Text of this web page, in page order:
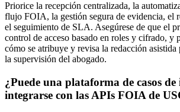
Priorice la recepción centralizada, la
flujo FOIA, la gestión segura de evidencia, el
el seguimiento de SLA. Asegúrese de que el
control de acceso basado en roles y cifrado, y
cómo se atribuye y revisa la redacción
la supervisión del abogado.
¿Puede una plataforma de casos
integrarse con las APIs FOIA de